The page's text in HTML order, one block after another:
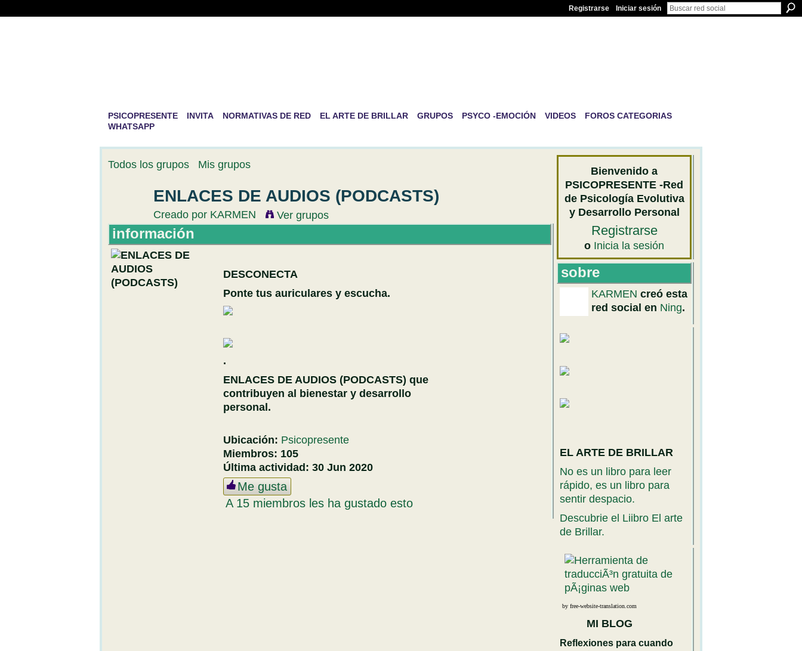
Registrarse Iniciar sesión
PSICOPRESENTE INVITA NORMATIVAS DE RED EL ARTE DE BRILLAR GRUPOS PSYCO -EMOCIÓN VIDEOS
FOROS CATEGORIAS
WHATSAPP
Todos los grupos Mis grupos
ENLACES DE AUDIOS (PODCASTS)
Creado por KARMEN Ver grupos
información
DESCONECTA
Ponte tus auriculares y escucha.
.
ENLACES DE AUDIOS (PODCASTS) que
contribuyen al bienestar y desarrollo
personal.
Ubicación: Psicopresente
Miembros: 105
Última actividad: 30 Jun 2020
Me gusta
A 15 miembros les ha gustado esto
Bienvenido a
PSICOPRESENTE -Red
de Psicología Evolutiva
y Desarrollo Personal
Registrarse
o Inicia la sesión
sobre
KARMEN creó esta
red social en Ning.
EL ARTE DE BRILLAR
No es un libro para leer
rápido, es un libro para
sentir despacio.
Descubrie el Liibro El arte
de Brillar.
by free-website-translation.com
MI BLOG
Reflexiones para cuando